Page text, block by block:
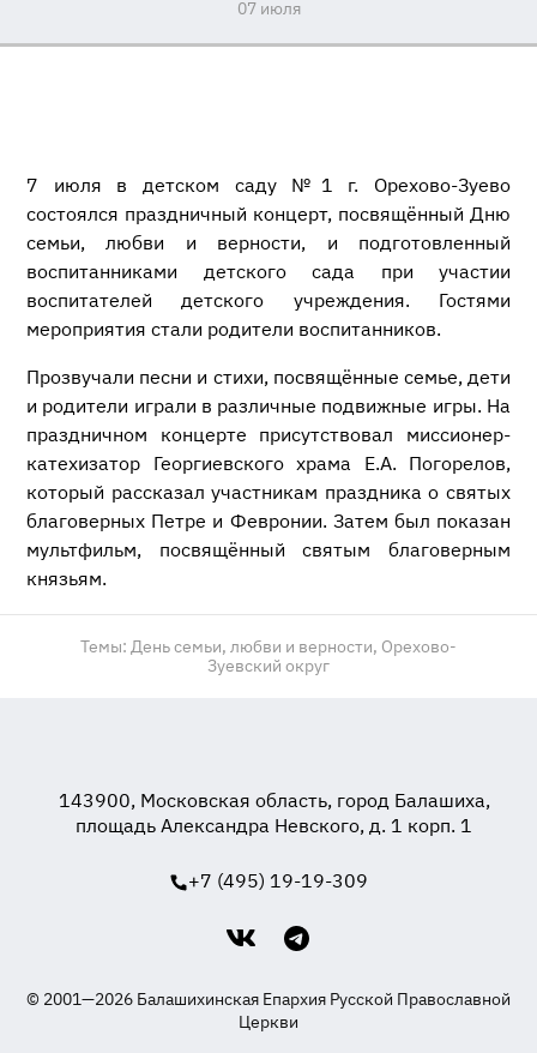
07 июля
7 июля в детском саду №1 г. Орехово-Зуево
состоялся праздничный концерт, посвящённый Дню
семьи, любви и верности, и подготовленный
воспитанниками детского сада при участии
воспитателей детского учреждения. Гостями
мероприятия стали родители воспитанников.
Прозвучали песни и стихи, посвящённые семье, дети
и родители играли в различные подвижные игры. На
праздничном концерте присутствовал миссионер-
катехизатор Георгиевского храма Е.А. Погорелов,
который рассказал участникам праздника о святых
благоверных Петре и Февронии. Затем был показан
мультфильм, посвящённый святым благоверным
князьям.
Темы: День семьи, любви и верности, Орехово-
Зуевский округ
143900, Московская область, город Балашиха,
площадь Александра Невского, д. 1 корп. 1
+7 (495) 19-19-309
© 2001—2026 Балашихинская Епархия Русской Православной
Церкви